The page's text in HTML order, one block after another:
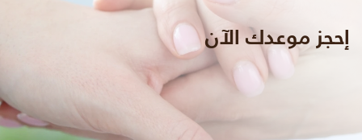
إحجز موعدك الآن